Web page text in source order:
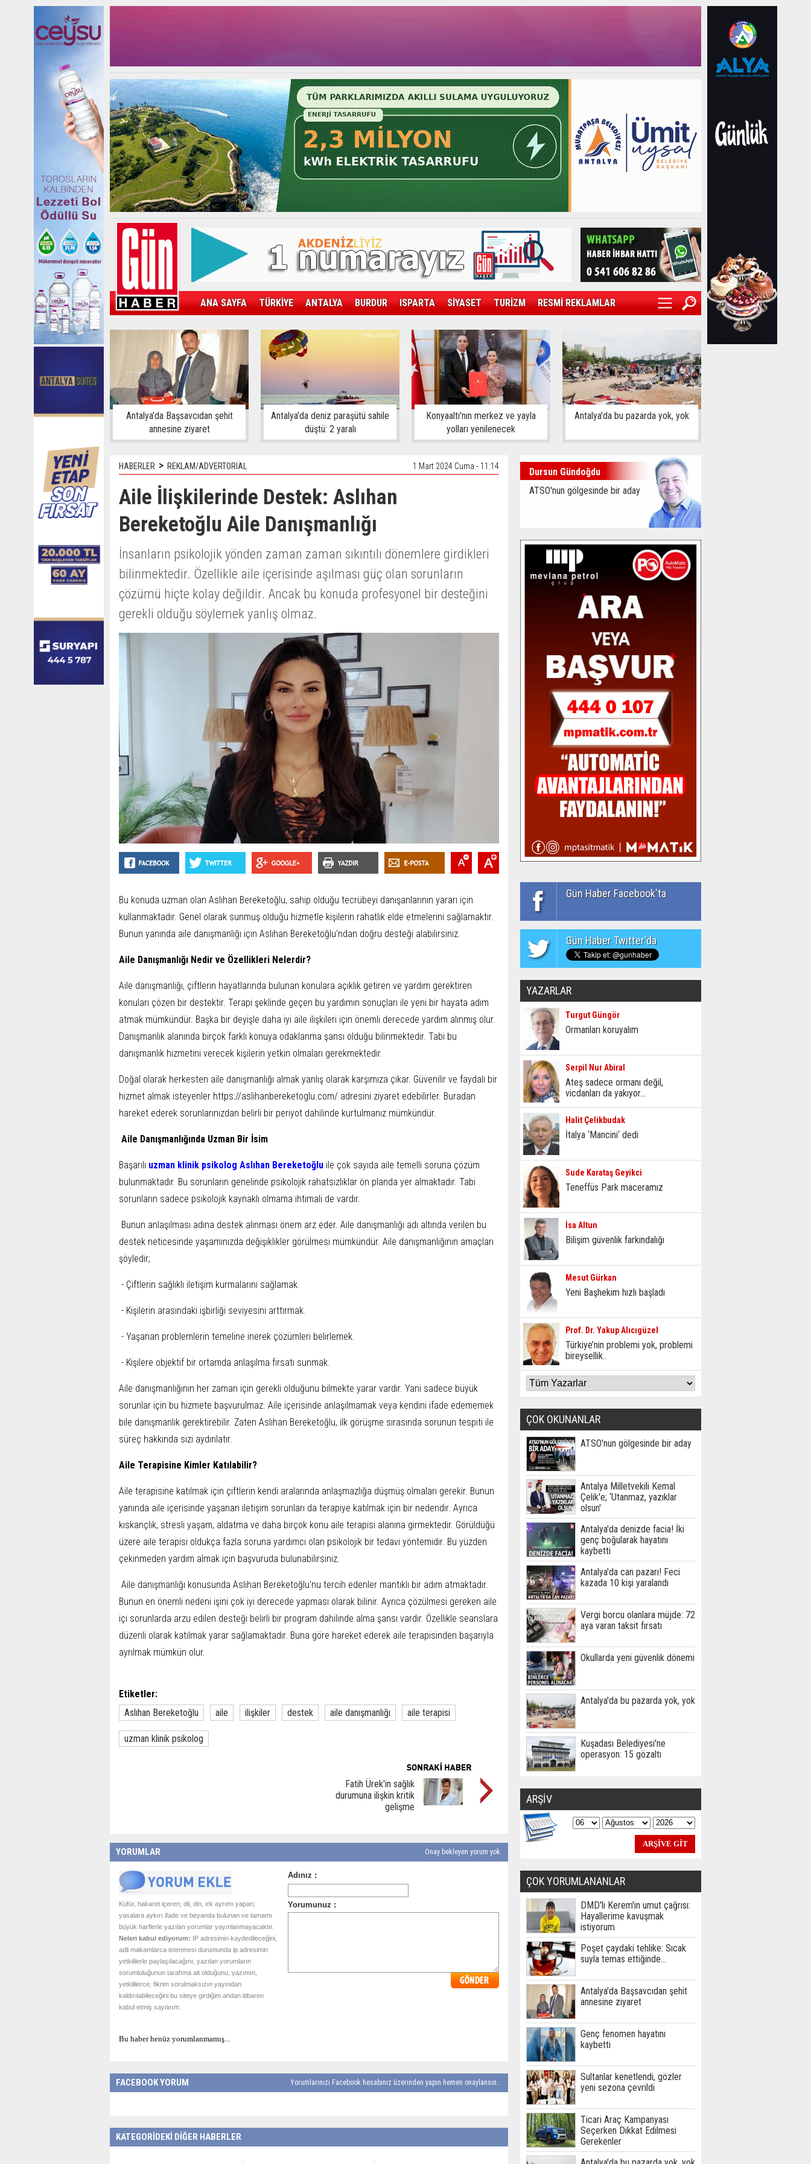
ANA SAYFA TÜRKİYE ANTALYA BURDUR ISPARTA SİYASET TURİZM RESMİ REKLAMLAR
KAMPÜS SPOR GÜN'ÜN ÜRÜNÜ SAĞLIK EKONOMİ DÜNYA
Antalya'da Başsavcıdan şehit
annesine ziyaret
Antalya'da deniz paraşütü sahile
düştü: 2 yaralı
Konyaaltı'nın merkez ve yayla
yolları yenilenecek
Antalya'da bu pazarda yok, yok
HABERLER > REKLAM/ADVERTORIAL 1 Mart 2024 Cuma - 11:14
Aile İlişkilerinde Destek: Aslıhan
Bereketoğlu Aile Danışmanlığı
İnsanların psikolojik yönden zaman zaman sıkıntılı dönemlere girdikleri
bilinmektedir. Özellikle aile içerisinde aşılması güç olan sorunların
çözümü hiçte kolay değildir. Ancak bu konuda profesyonel bir desteğini
gerekli olduğu söylemek yanlış olmaz.
Bu konuda uzman olan Aslıhan Bereketoğlu, sahip olduğu tecrübeyi danışanlarının yararı için
kullanmaktadır. Genel olarak sunmuş olduğu hizmetle kişilerin rahatlık elde etmelerini sağlamaktır.
Bunun yanında aile danışmanlığı için Aslıhan Bereketoğlu'ndan doğru desteği alabilirsiniz.
Aile Danışmanlığı Nedir ve Özellikleri Nelerdir?
Aile danışmanlığı, çiftlerin hayatlarında bulunan konulara açıklık getiren ve yardım gerektiren
konuları çözen bir destektir. Terapi şeklinde geçen bu yardımın sonuçları ile yeni bir hayata adım
atmak mümkündür. Başka bir deyişle daha iyi aile ilişkileri için önemli derecede yardım alınmış olur.
Danışmanlık alanında birçok farklı konuya odaklanma şansı olduğu bilinmektedir. Tabi bu
danışmanlık hizmetini verecek kişilerin yetkin olmaları gerekmektedir.
Doğal olarak herkesten aile danışmanlığı almak yanlış olarak karşımıza çıkar. Güvenilir ve faydalı bir
hizmet almak isteyenler https://aslihanbereketoglu.com/ adresini ziyaret edebilirler. Buradan
hareket ederek sorunlarınızdan belirli bir periyot dahilinde kurtulmanız mümkündür.
Aile Danışmanlığında Uzman Bir İsim
Başarılı uzman klinik psikolog Aslıhan Bereketoğlu ile çok sayıda aile temelli soruna çözüm
bulunmaktadır. Bu sorunların genelinde psikolojik rahatsızlıklar ön planda yer almaktadır. Tabi
sorunların sadece psikolojik kaynaklı olmama ihtimali de vardır.
Bunun anlaşılması adına destek alınması önem arz eder. Aile danışmanlığı adı altında verilen bu
destek neticesinde yaşamınızda değişiklikler görülmesi mümkündür. Aile danışmanlığının amaçları
şöyledir;
- Çiftlerin sağlıklı iletişim kurmalarını sağlamak.
- Kişilerin arasındaki işbirliği seviyesini arttırmak.
- Yaşanan problemlerin temeline inerek çözümleri belirlemek.
- Kişilere objektif bir ortamda anlaşılma fırsatı sunmak.
Aile danışmanlığının her zaman için gerekli olduğunu bilmekte yarar vardır. Yani sadece büyük
sorunlar için bu hizmete başvurulmaz. Aile içerisinde anlaşılmamak veya kendini ifade edememek
bile danışmanlık gerektirebilir. Zaten Aslıhan Bereketoğlu, ilk görüşme sırasında sorunun tespiti ile
süreç hakkında sizi aydınlatır.
Aile Terapisine Kimler Katılabilir?
Aile terapisine katılmak için çiftlerin kendi aralarında anlaşmazlığa düşmüş olmaları gerekir. Bunun
yanında aile içerisinde yaşanan iletişim sorunları da terapiye katılmak için bir nedendir. Ayrıca
kıskançlık, stresli yaşam, aldatma ve daha birçok konu aile terapisi alanına girmektedir. Görüldüğü
üzere aile terapisi oldukça fazla soruna yardımcı olan psikolojik bir tedavi yöntemidir. Bu yüzden
çekinmeden yardım almak için başvuruda bulunabilirsiniz.
Aile danışmanlığı konusunda Aslıhan Bereketoğlu'nu tercih edenler mantıklı bir adım atmaktadır.
Bunun en önemli nedeni işini çok iyi derecede yapması olarak bilinir. Ayrıca çözülmesi gereken aile
içi sorunlarda arzu edilen desteği belirli bir program dahilinde alma şansı vardır. Özellikle seanslara
düzenli olarak katılmak yarar sağlamaktadır. Buna göre hareket ederek aile terapisinden başarıyla
ayrılmak mümkün olur.
Etiketler:
Aslıhan Bereketoğlu
aile ilişkiler destek aile danışmanlığı aile terapisi
uzman klinik psikolog
Fatih Ürek'in sağlık
durumuna ilişkin kritik
gelişme
YORUMLAR Onay bekleyen yorum yok.
Küfür, hakaret içeren; dil, din, ırk ayrımı yapan;
yasalara aykırı ifade ve beyanda bulunan ve tamamı
büyük harflerle yazılan yorumlar yayınlanmayacaktır.
Neleri kabul ediyorum: IP adresimin kaydedileceğini,
adli makamlarca istenmesi durumunda ip adresimin
yetkililerle paylaşılacağını, yazılan yorumların
sorumluluğunun tarafıma ait olduğunu, yazımın,
yetkililerce, fikrim sorulmaksızın yayından
kaldırılabileceğini bu siteye girdiğim andan itibaren
kabul etmiş sayılırım.
Bu haber henüz yorumlanmamış...
FACEBOOK YORUM Yorumlarınızı Facebook hesabınız üzerinden yapın hemen onaylansın...
KATEGORİDEKİ DİĞER HABERLER
Dursun Gündoğdu
ATSO'nun gölgesinde bir aday
Gün Haber Facebook'ta
Gün Haber Twitter'da
YAZARLAR
Turgut Güngör
Ormanları koruyalım
Serpil Nur Abiral
Ateş sadece ormanı değil,
vicdanları da yakıyor...
Halit Çelikbudak
İtalya ‘Mancini‘ dedi
Sude Karataş Geyikci
Teneffüs Park maceramız
İsa Altun
Bilişim güvenlik farkındalığı
Mesut Gürkan
Yeni Başhekim hızlı başladı
Prof. Dr. Yakup Alıcıgüzel
Türkiye’nin problemi yok, problemi
bireysellik..
ÇOK OKUNANLAR
ATSO'nun gölgesinde bir aday
Antalya Milletvekili Kemal
Çelik'e; ‘Utanmaz, yazıklar
olsun'
Antalya'da denizde facia! İki
genç boğularak hayatını
kaybetti
Antalya'da can pazarı! Feci
kazada 10 kişi yaralandı
Vergi borcu olanlara müjde: 72
aya varan taksit fırsatı
Okullarda yeni güvenlik dönemi
Antalya'da bu pazarda yok, yok
Kuşadası Belediyesi'ne
operasyon: 15 gözaltı
ARŞİV
ÇOK YORUMLANANLAR
DMD'li Kerem'in umut çağrısı:
Hayallerime kavuşmak
istiyorum
Poşet çaydaki tehlike: Sıcak
suyla temas ettiğinde...
Antalya'da Başsavcıdan şehit
annesine ziyaret
Genç fenomen hayatını
kaybetti
Sultanlar kenetlendi, gözler
yeni sezona çevrildi
Ticari Araç Kampanyası
Seçerken Dikkat Edilmesi
Gerekenler